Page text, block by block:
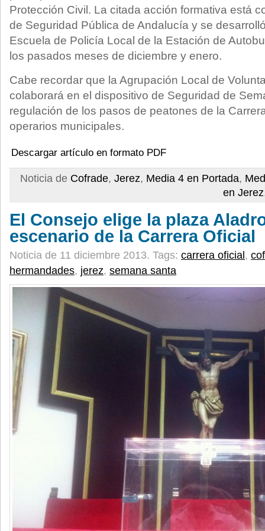
Protección Civil. La citada acción formativa está
de Seguridad Pública de Andalucía y se
Escuela de Policía Local de la Estación de
los pasados meses de diciembre y enero.
Cabe recordar que la Agrupación Local de
colaborará en el dispositivo de Seguridad de
regulación de los pasos de peatones de la
operarios municipales.
Descargar artículo en formato PDF
Noticia de Cofrade, Jerez, Media 4 en Portada,
en Jerez
El Consejo elige la plaza
escenario de la Carrera Oficial
Noticia de 11 diciembre 2013. Tags: carrera oficial ,
hermandades, jerez, semana santa